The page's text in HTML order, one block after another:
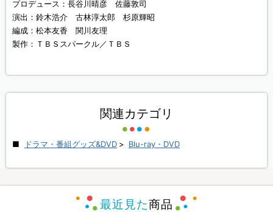
プロデュース：長谷川晴彦 佐藤敦司
演出：鈴木浩介 古林淳太郎 杉原輝昭
編成：松本友香 関川友理
製作：ＴＢＳスパークル／ＴＢＳ
関連カテゴリ
ドラマ・番組グッズ&DVD > Blu-ray・DVD
最近見た商品